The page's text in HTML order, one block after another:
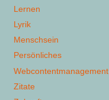
Lernen
Lyrik
Menschsein
Persönliches
Webcontentmanagement
Zitate